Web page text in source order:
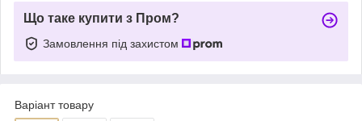
Що таке купити з Пром?
Замовлення під захистом
Варіант товару